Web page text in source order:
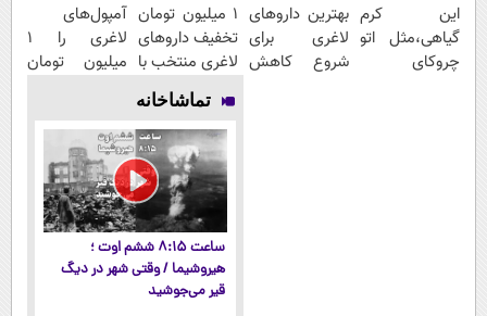
این کرم
گیاهی،مثل اتو
چروکای
بهترین داروهای
لاغری برای
شروع کاهش
۱ میلیون تومان
تخفیف داروهای
لاغری منتخب با
ارسال از
داروخانه
نزدیکت
آمپول‌های
لاغری را ۱
میلیون تومان
تماشاخانه
ساعت ۸:۱۵ ششم اوت ؛
هیروشیما / وقتی شهر در دیگ
قیر می‌جوشید